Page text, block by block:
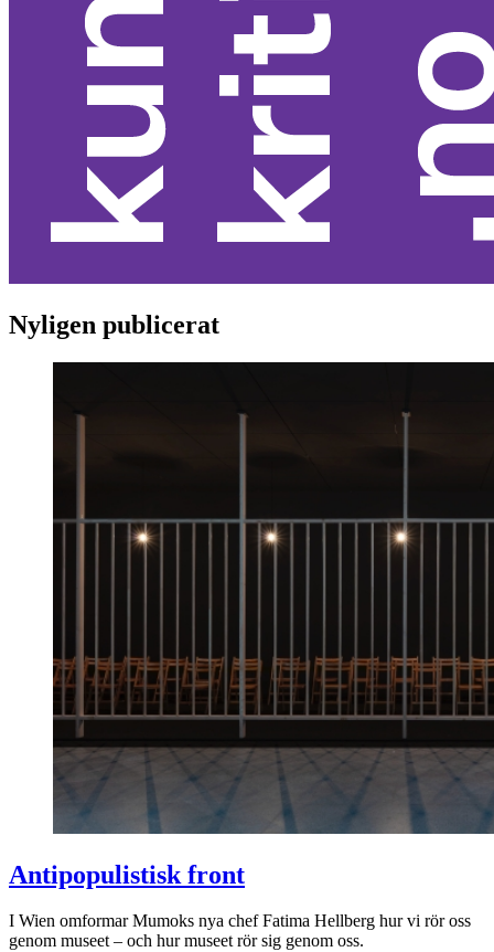
Nyligen publicerat
Antipopulistisk front
I Wien omformar Mumoks nya chef Fatima Hellberg hur vi rör oss
genom museet – och hur museet rör sig genom oss.